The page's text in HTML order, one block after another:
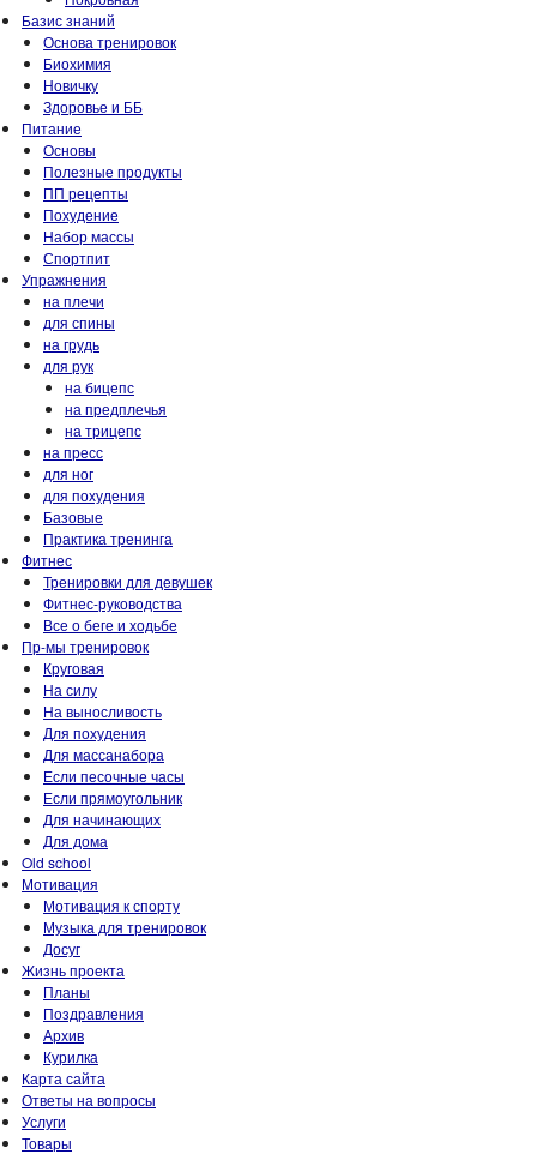
Базис знаний
Основа тренировок
Биохимия
Новичку
Здоровье и ББ
Питание
Основы
Полезные продукты
ПП рецепты
Похудение
Набор массы
Спортпит
Упражнения
на плечи
для спины
на грудь
для рук
на бицепс
на предплечья
на трицепс
на пресс
для ног
для похудения
Базовые
Практика тренинга
Фитнес
Тренировки для девушек
Фитнес-руководства
Все о беге и ходьбе
Пр-мы тренировок
Круговая
На силу
На выносливость
Для похудения
Для массанабора
Если песочные часы
Если прямоугольник
Для начинающих
Для дома
Old school
Мотивация
Мотивация к спорту
Музыка для тренировок
Досуг
Жизнь проекта
Планы
Поздравления
Архив
Курилка
Карта сайта
Ответы на вопросы
Услуги
Товары